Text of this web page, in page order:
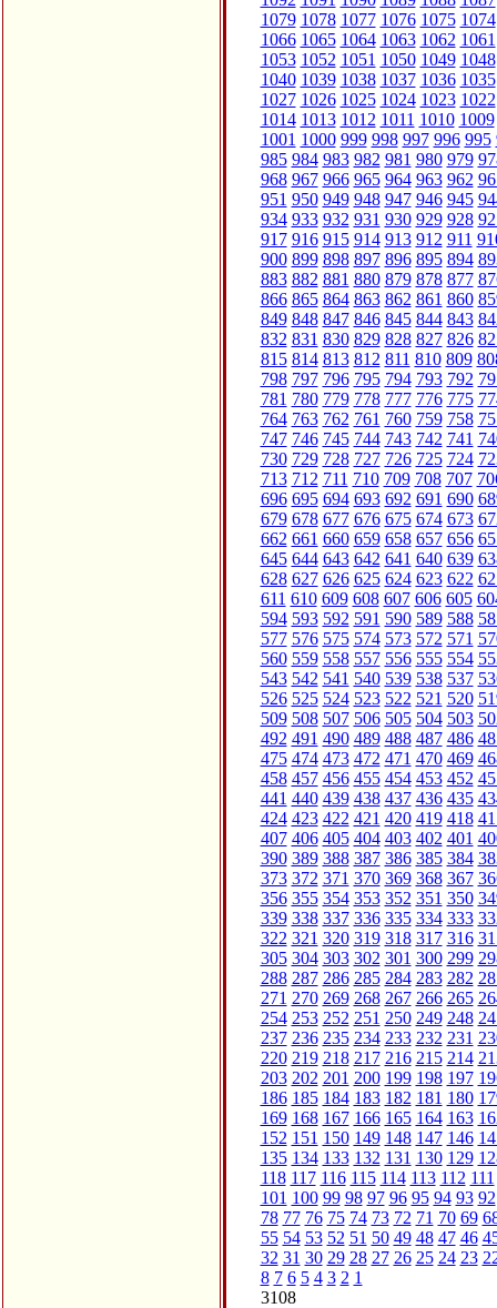
1079 1078 1077 1076 1075 1074
1066 1065 1064 1063 1062 1061
1053 1052 1051 1050 1049 1048
1040 1039 1038 1037 1036 1035
1027 1026 1025 1024 1023 1022
1014 1013 1012 1011 1010 1009
1001 1000 999 998 997 996 995
985 984 983 982 981 980 979
968 967 966 965 964 963 962
951 950 949 948 947 946 945
934 933 932 931 930 929 928
917 916 915 914 913 912 911
900 899 898 897 896 895 894
883 882 881 880 879 878 877
866 865 864 863 862 861 860
849 848 847 846 845 844 843
832 831 830 829 828 827 826
815 814 813 812 811 810 809
798 797 796 795 794 793 792
781 780 779 778 777 776 775
764 763 762 761 760 759 758
747 746 745 744 743 742 741
730 729 728 727 726 725 724
713 712 711 710 709 708 707
696 695 694 693 692 691 690
679 678 677 676 675 674 673
662 661 660 659 658 657 656
645 644 643 642 641 640 639
628 627 626 625 624 623 622
611 610 609 608 607 606 605
594 593 592 591 590 589 588
577 576 575 574 573 572 571
560 559 558 557 556 555 554
543 542 541 540 539 538 537
526 525 524 523 522 521 520
509 508 507 506 505 504 503
492 491 490 489 488 487 486
475 474 473 472 471 470 469
458 457 456 455 454 453 452
441 440 439 438 437 436 435
424 423 422 421 420 419 418
407 406 405 404 403 402 401
390 389 388 387 386 385 384
373 372 371 370 369 368 367
356 355 354 353 352 351 350
339 338 337 336 335 334 333
322 321 320 319 318 317 316
305 304 303 302 301 300 299
288 287 286 285 284 283 282
271 270 269 268 267 266 265
254 253 252 251 250 249 248
237 236 235 234 233 232 231
220 219 218 217 216 215 214
203 202 201 200 199 198 197
186 185 184 183 182 181 180
169 168 167 166 165 164 163
152 151 150 149 148 147 146
135 134 133 132 131 130 129
118 117 116 115 114 113 112 111
101 100 99 98 97 96 95 94 93 92
78 77 76 75 74 73 72 71 70 69
55 54 53 52 51 50 49 48 47 46
32 31 30 29 28 27 26 25 24 23
8 7 6 5 4 3 2 1
3108